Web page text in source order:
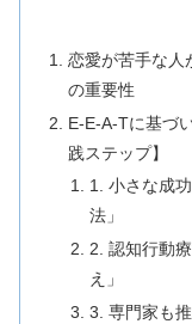
恋愛が苦手な人
の重要性
E-E-A-Tに基づ
践ステップ】
1. 小さな成
法」
2. 認知行動
え」
3. 専門家も